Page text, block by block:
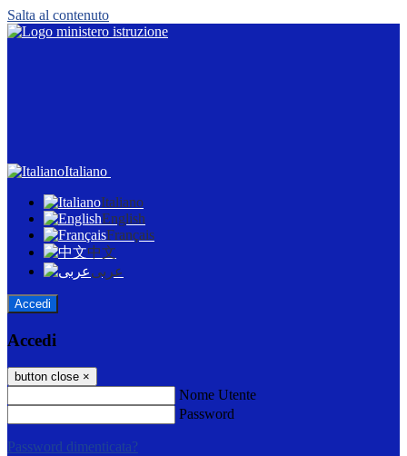
Salta al contenuto
Italiano
Italiano
English
Français
中文
عربى
Accedi
Accedi
button close ×
Nome Utente
Password
Password dimenticata?